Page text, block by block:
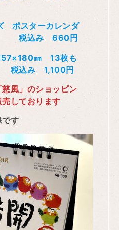
スターカレンダ
税込み 660円
㎜ 13枚も
込み 1,100円
風」のショッピン
しております
です